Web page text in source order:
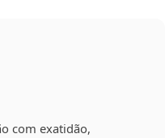
com exatidão,